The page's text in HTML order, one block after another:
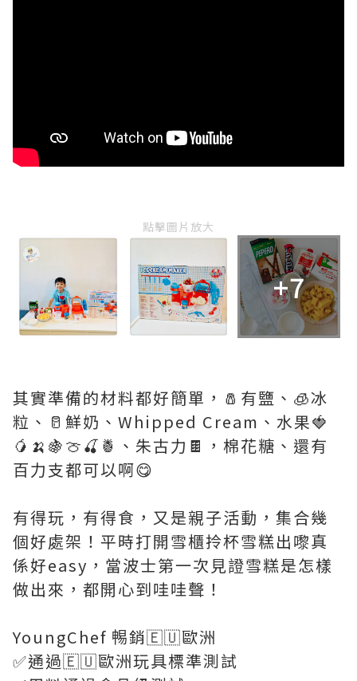
點擊圖片放大
+7
其實準備的材料都好簡單，🧂有鹽、🧊冰
粒、🥛鮮奶、Whipped Cream、水果🍓
🥭🍌🍇🍈🍒🍍、朱古力🍫，棉花糖、還有
百力支都可以啊😋
有得玩，有得食，又是親子活動，集合幾
個好處架！平時打開雪櫃拎杯雪糕出嚟真
係好easy，當波士第一次見證雪糕是怎樣
做出來，都開心到哇哇聲！
YoungChef 𣈱銷🇪🇺歐洲
✅通過🇪🇺歐洲玩具標準測試